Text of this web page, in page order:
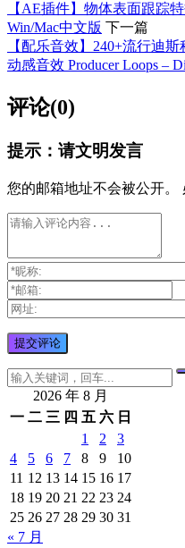
【AE插件】物体表面跟踪
Win/Mac中文版 下一篇
【配乐音效】240+流行迪
动感音效 Producer Loops –
评论(0)
提示：请文明发言
您的邮箱地址不会被公开。
2026 年 8 月
一 二 三 四 五 六 日
1
2
3
4
5 6 7 8 9
10
11 12 13 14 15 16 17
18 19 20 21 22 23 24
25 26 27 28 29 30 31
« 7 月